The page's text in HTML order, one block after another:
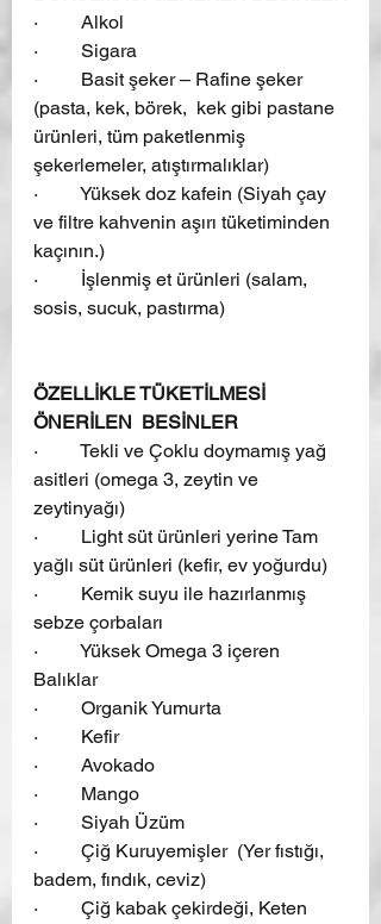
·         Alkol
·         Sigara
·         Basit şeker – Rafine şeker
(pasta, kek, börek,  kek gibi pastane
ürünleri, tüm paketlenmiş
şekerlemeler, atıştırmalıklar)
·         Yüksek doz kafein (Siyah çay
ve filtre kahvenin aşırı tüketiminden
kaçının.)
·         İşlenmiş et ürünleri (salam,
sosis, sucuk, pastırma)
ÖZELLİKLE TÜKETİLMESİ
ÖNERİLEN  BESİNLER
·         Tekli ve Çoklu doymamış yağ
asitleri (omega 3, zeytin ve
zeytinyağı)
·         Light süt ürünleri yerine Tam
yağlı süt ürünleri (kefir, ev yoğurdu)
·         Kemik suyu ile hazırlanmış
sebze çorbaları
·         Yüksek Omega 3 içeren
Balıklar
·         Organik Yumurta
·         Kefir
·         Avokado
·         Mango
·         Siyah Üzüm
·         Çiğ Kuruyemişler  (Yer fıstığı,
badem, fındık, ceviz)
·         Çiğ kabak çekirdeği, Keten